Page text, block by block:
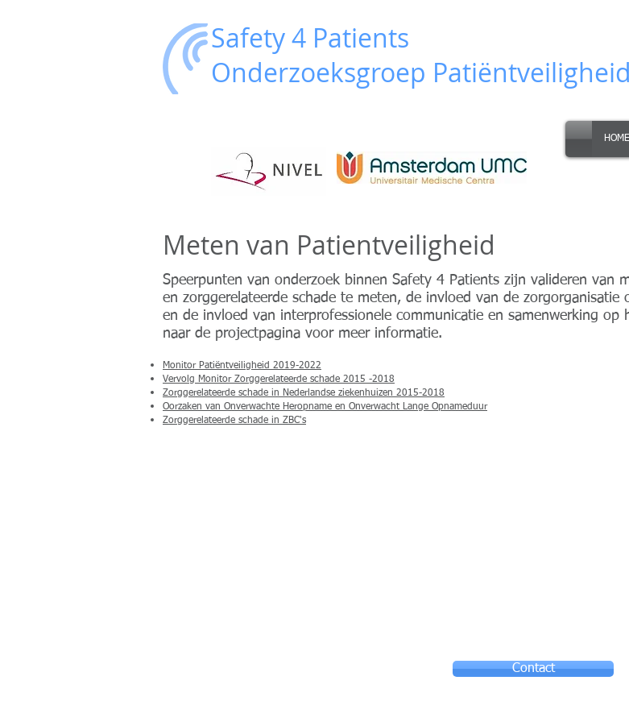
Safety 4 Patients
Onderzoeksgroep Patiëntveiligheid
HOME
Meten van Patientveiligheid
Speerpunten van onderzoek binnen Safety 4 Patients zijn valideren van
en zorggerelateerde schade te meten, de invloed van de
en de invloed van interprofessionele communicatie en samenwerking op
naar de projectpagina voor meer informatie.
Monitor Patiëntveiligheid 2019-2022
Vervolg Monitor Zorggerelateerde schade 2015 -2018
Zorggerelateerde schade in Nederlandse ziekenhuizen 2015-2018
Oorzaken van Onverwachte Heropname en Onverwacht Lange Opnameduur
Zorggerelateerde schade in ZBC's
Contact